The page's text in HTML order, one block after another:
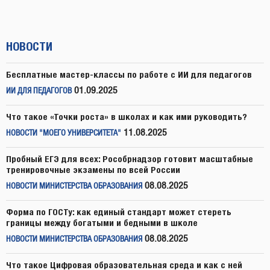
НОВОСТИ
Бесплатные мастер-классы по работе с ИИ для педагогов
ИИ ДЛЯ ПЕДАГОГОВ 01.09.2025
Что такое «Точки роста» в школах и как ими руководить?
НОВОСТИ "МОЕГО УНИВЕРСИТЕТА" 11.08.2025
Пробный ЕГЭ для всех: Рособрнадзор готовит масштабные
тренировочные экзамены по всей России
НОВОСТИ МИНИСТЕРСТВА ОБРАЗОВАНИЯ 08.08.2025
Форма по ГОСТу: как единый стандарт может стереть
границы между богатыми и бедными в школе
НОВОСТИ МИНИСТЕРСТВА ОБРАЗОВАНИЯ 08.08.2025
Что такое Цифровая образовательная среда и как с ней